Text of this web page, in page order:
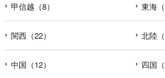
甲信越（8） 東海（
関西（22） 北陸（
中国（12） 四国（